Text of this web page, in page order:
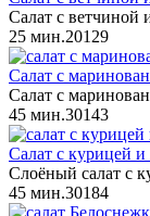
Салат с
25 мин.20129
Салат с
Салат с
45 мин.30143
Салат с курицей и
Слоёный салат с
45 мин.30184